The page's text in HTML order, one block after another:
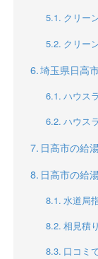
クリー
クリー
埼玉県日高
ハウス
ハウス
日高市の給
日高市の給
水道局
相見積
口コミ